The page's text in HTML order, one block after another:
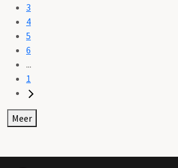
3
4
5
6
...
1
Meer